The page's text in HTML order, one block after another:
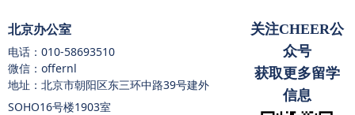
关注CHEER公
众号
获取更多留学
信息
北京办公室
电话： 010-58693510
微信：offernl
地址：北京市朝阳区东三环中路39号建外
SOHO16号楼1903室